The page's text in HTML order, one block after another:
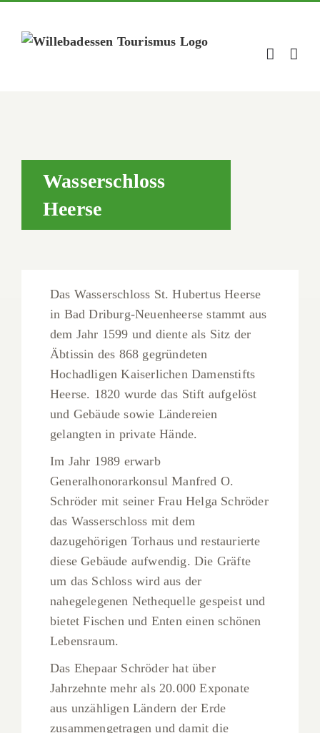
Inhalt
springen
Wasserschloss
Heerse
Das Wasserschloss St. Hubertus Heerse
in Bad Driburg-Neuenheerse stammt aus
dem Jahr 1599 und diente als Sitz der
Äbtissin des 868 gegründeten
Hochadligen Kaiserlichen Damenstifts
Heerse. 1820 wurde das Stift aufgelöst
und Gebäude sowie Ländereien
gelangten in private Hände.
Im Jahr 1989 erwarb
Generalhonorarkonsul Manfred O.
Schröder mit seiner Frau Helga Schröder
das Wasserschloss mit dem
dazugehörigen Torhaus und restaurierte
diese Gebäude aufwendig. Die Gräfte
um das Schloss wird aus der
nahegelegenen Nethequelle gespeist und
bietet Fischen und Enten einen schönen
Lebensraum.
Das Ehepaar Schröder hat über
Jahrzehnte mehr als 20.000 Exponate
aus unzähligen Ländern der Erde
zusammengetragen und damit die